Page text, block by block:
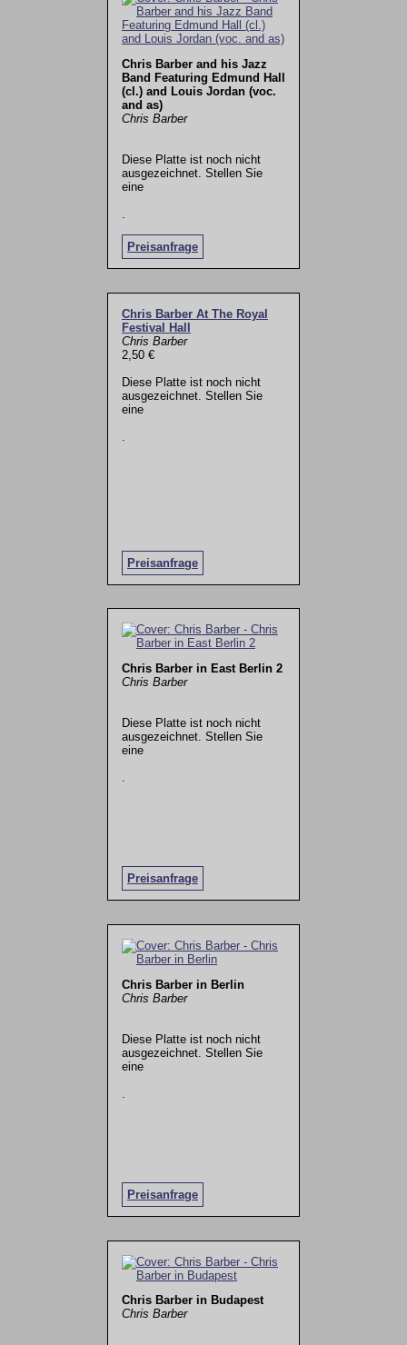
Chris Barber and his Jazz
Band Featuring Edmund Hall
(cl.) and Louis Jordan (voc.
and as)
Chris Barber
Diese Platte ist noch nicht
ausgezeichnet. Stellen Sie
eine
Preisanfrage
.
Chris Barber At The Royal
Festival Hall
Chris Barber
2,50 €
Diese Platte ist noch nicht
ausgezeichnet. Stellen Sie
eine
Preisanfrage
Chris Barber in East Berlin 2
Chris Barber
Diese Platte ist noch nicht
ausgezeichnet. Stellen Sie
eine
Preisanfrage
.
Chris Barber in Berlin
Chris Barber
Diese Platte ist noch nicht
ausgezeichnet. Stellen Sie
eine
Preisanfrage
Chris Barber in Budapest
Chris Barber